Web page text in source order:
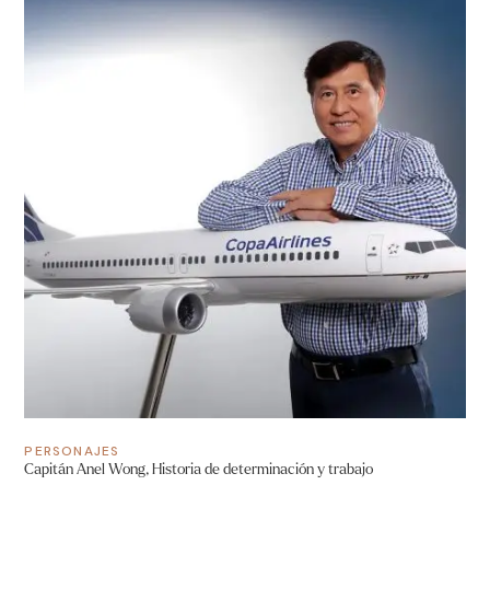
PERSONAJES
Capitán Anel Wong, Historia de determinación y trabajo